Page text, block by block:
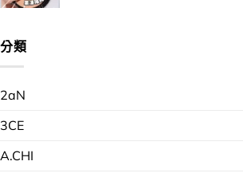
分類
2aN
3CE
A.CHI